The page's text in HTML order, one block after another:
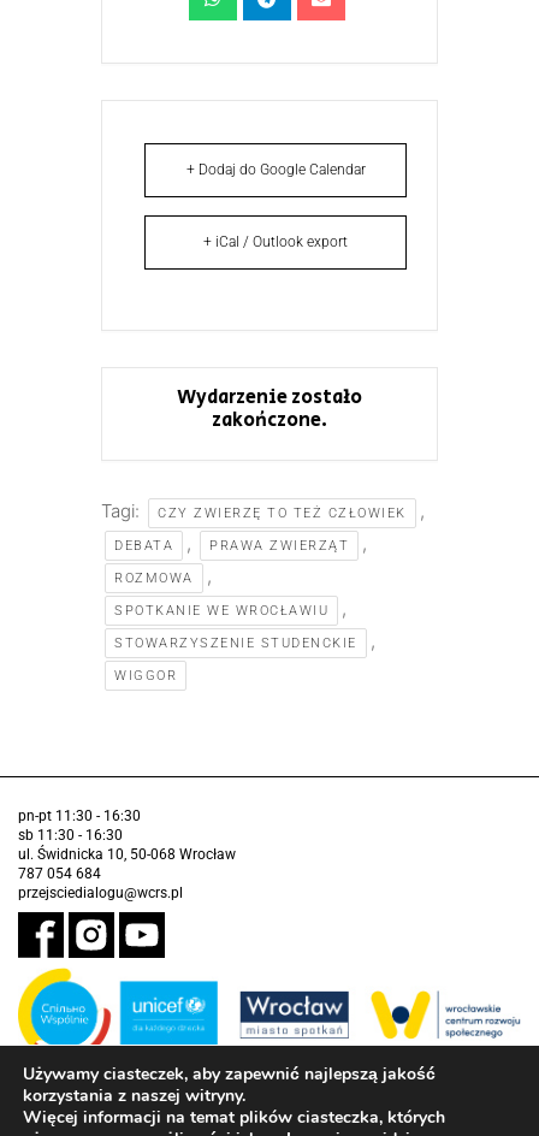
+ Dodaj do Google Calendar
+ iCal / Outlook export
Wydarzenie zostało
zakończone.
Tagi: CZY ZWIERZĘ TO TEŻ CZŁOWIEK ,
DEBATA , PRAWA ZWIERZĄT ,
ROZMOWA ,
SPOTKANIE WE WROCŁAWIU ,
STOWARZYSZENIE STUDENCKIE ,
WIGGOR
pn-pt 11:30 - 16:30
sb 11:30 - 16:30
ul. Świdnicka 10, 50-068 Wrocław
787 054 684
przejsciedialogu@wcrs.pl
Zadanie realizowane ze środków Gminy Wrocław w partnerstwie z
Funduszem Narodów Zjednoczonych na Rzecz Dzieci (UNICEF)
Używamy ciasteczek, aby zapewnić najlepszą jakość
korzystania z naszej witryny.
Więcej informacji na temat plików ciasteczka, których